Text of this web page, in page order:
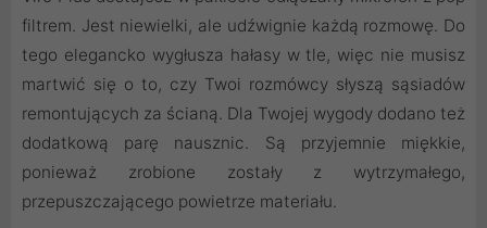
filtrem. Jest niewielki, ale udźwignie każdą rozmowę. Do
tego elegancko wygłusza hałasy w tle, więc nie musisz
martwić się o to, czy Twoi rozmówcy słyszą sąsiadów
remontujących za ścianą. Dla Twojej wygody dodano też
dodatkową parę nausznic. Są przyjemnie miękkie,
ponieważ zrobione zostały z wytrzymałego,
przepuszczającego powietrze materiału.